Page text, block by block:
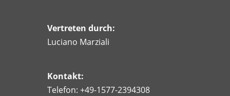
m
p
y
.
Vertreten durch:
Luciano Marziali
Kontakt:
Telefon: +49-1577-2394308